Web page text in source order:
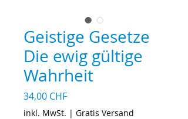
Geistige Gesetze
Die ewig gültige
Wahrheit
34,00 CHFPreis
inkl. MwSt. | Gratis Versand